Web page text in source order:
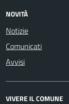
NOVITÀ
Notizie
Comunicati
Avvisi
VIVERE IL COMUNE